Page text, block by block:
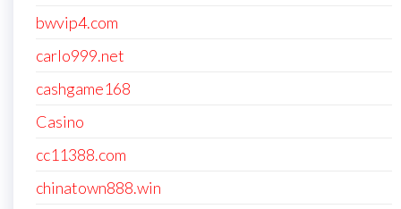
bwvip4.com
carlo999.net
cashgame168
Casino
cc11388.com
chinatown888.win